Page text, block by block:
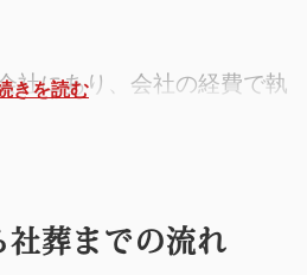
社にあり、会社の経費で執
を中心に会社が務めます。
社葬までの流れ